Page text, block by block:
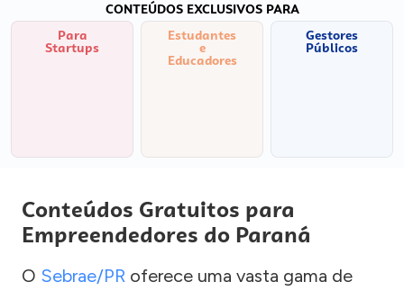
CONTEÚDOS EXCLUSIVOS PARA
Para
Startups
Estudantes
e
Educadores
Gestores
Públicos
Conteúdos Gratuitos para
Empreendedores do Paraná
O Sebrae/PR oferece uma vasta gama de